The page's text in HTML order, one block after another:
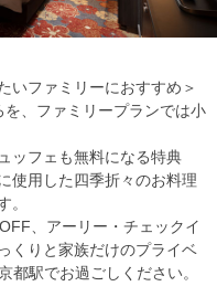
いファミリーにおすすめ＞
、ファミリープランでは小
ッフェも無料になる特典
使用した四季折々のお料理
。
、アーリー・チェックイ
くりと家族だけのプライベ
都駅でお過ごしください。